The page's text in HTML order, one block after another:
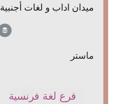
ميدان اداب و لغات أجنبية
ماستر
فرع لغة فرنسية